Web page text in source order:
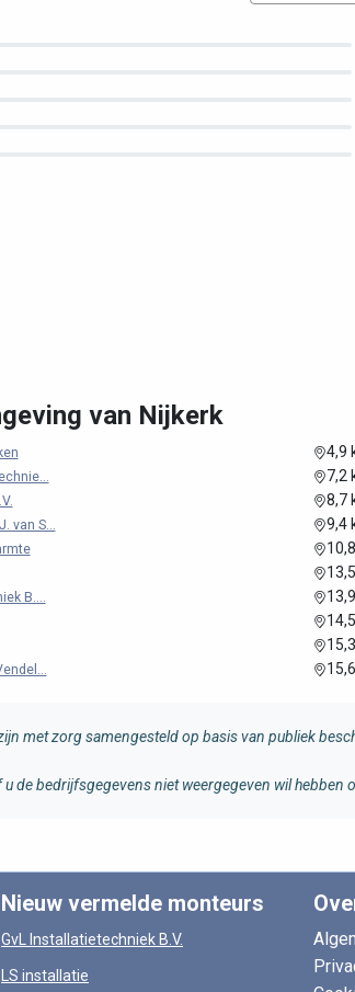
van Nijkerk
4,9
7,2
8,7
van S... 9,4
B....
met zorg samengesteld op basis van publiek
de bedrijfsgegevens niet weergegeven wil hebben
Nieuw vermelde monteurs
GvL Installatietechniek B.V.
LS installatie